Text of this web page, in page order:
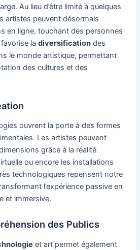
Au lieu d’être limité à quelques
artistes peuvent désormais
en ligne, touchant des personnes
favorise ladiversification des
le monde artistique, permettant
des cultures et des
ouvrent la porte à des formes
Les artistes peuvent
grâce à la réalité
ou encore les installations
technologiques repensent notre
l’expérience passive en
et immersive.
des Publics
et art permet également